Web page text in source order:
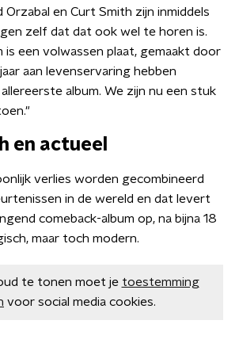
Orzabal en Curt Smith zijn inmiddels
zelf dat dat ook wel te horen is.
is een volwassen plaat, gemaakt door
aan levenservaring hebben
album. We zijn nu een stuk
en actueel
verlies worden gecombineerd
in de wereld en dat levert
comeback-album op, na bijna 18
maar toch modern.
te tonen moet je toestemming
voor social media cookies.